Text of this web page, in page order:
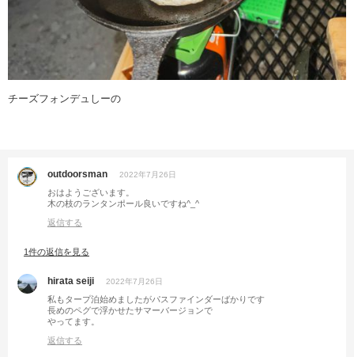
チーズフォンデュしーの
outdoorsman 2022年7月26日
おはようございます。
木の枝のランタンポール良いですね^_^
返信する
1件の返信を見る
hirata seiji 2022年7月26日
私もタープ泊始めましたがパスファインダーばかりです
長めのペグで浮かせたサマーバージョンで
やってます。
返信する